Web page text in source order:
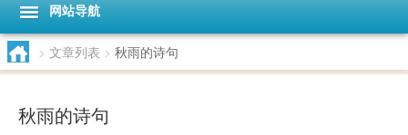
网站导航
> 文章列表 > 秋雨的诗句
秋雨的诗句